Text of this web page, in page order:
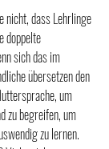
nicht, dass Lehrlinge
doppelte
sich das im
übersetzen den
um
zu begreifen, um
zu lernen.